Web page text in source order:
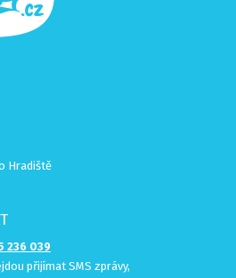
Hradiště
236 039
přijímat SMS zprávy,